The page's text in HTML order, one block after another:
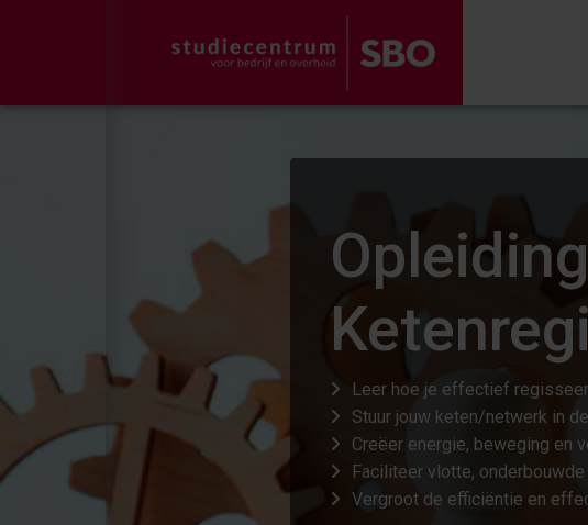
Opleiding
Leer hoe je effectief
Stuur jouw keten/netwerk in
Creëer energie, beweging en
Faciliteer vlotte,
Vergroot de efficiëntie en